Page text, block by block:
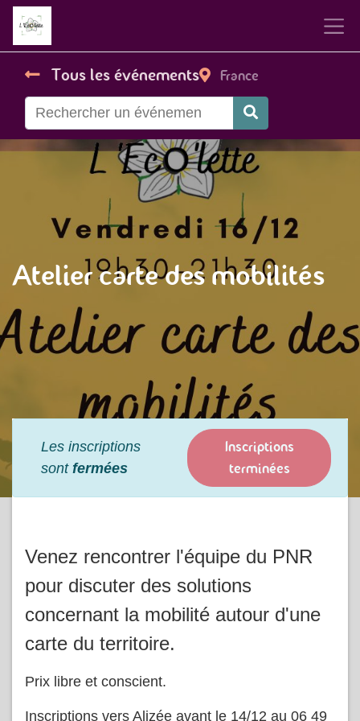
Tous les événements France
Atelier carte des mobilités
Les inscriptions
sont fermées
Inscriptions
terminées
Venez rencontrer l'équipe du PNR
pour discuter des solutions
concernant la mobilité autour d'une
carte du territoire.
Prix libre et conscient.
Inscriptions vers Alizée avant le 14/12 au 06 49